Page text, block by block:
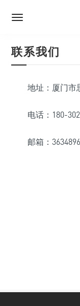
联系我们
地址：厦门市
电话：180-
邮箱：